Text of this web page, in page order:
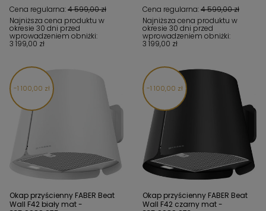
Cena regularna:4 599,00 zł
Najniższa cena produktu w
okresie 30 dni przed
wprowadzeniem obniżki:
3 199,00 zł
Cena regularna:4 599,00 zł
Najniższa cena produktu w
okresie 30 dni przed
wprowadzeniem obniżki:
3 199,00 zł
1 100,00 zł
Okap przyścienny FABER Beat
Wall F42 biały mat -
1 100,00 zł
Okap przyścienny FABER Beat
Wall F42 czarny mat -